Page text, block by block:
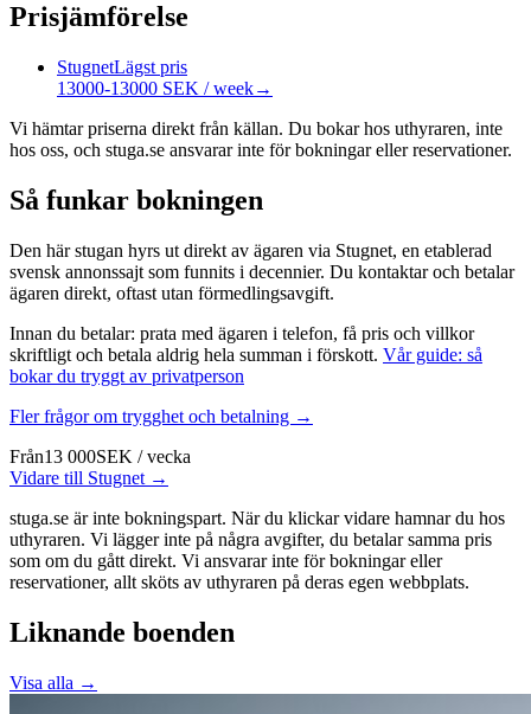
Prisjämförelse
StugnetLägst pris
13000-13000 SEK / week→
Vi hämtar priserna direkt från källan. Du bokar hos uthyraren, inte
hos oss, och stuga.se ansvarar inte för bokningar eller reservationer.
Så funkar bokningen
Den här stugan hyrs ut direkt av ägaren via Stugnet, en etablerad
svensk annonssajt som funnits i decennier. Du kontaktar och betalar
ägaren direkt, oftast utan förmedlingsavgift.
Innan du betalar: prata med ägaren i telefon, få pris och villkor
skriftligt och betala aldrig hela summan i förskott. Vår guide: så
bokar du tryggt av privatperson
Fler frågor om trygghet och betalning →
Från13 000SEK /vecka
Vidare till Stugnet →
stuga.se är inte bokningspart. När du klickar vidare hamnar du hos
uthyraren. Vi lägger inte på några avgifter, du betalar samma pris
som om du gått direkt. Vi ansvarar inte för bokningar eller
reservationer, allt sköts av uthyraren på deras egen webbplats.
Liknande boenden
Visa alla →